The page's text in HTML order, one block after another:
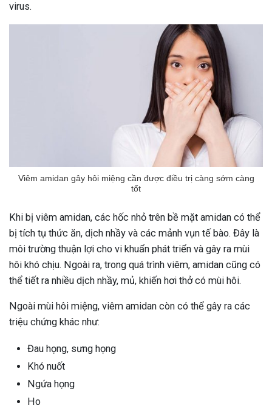
virus.
Viêm amidan gây hôi miệng cần được điều trị càng sớm càng
tốt
Khi bị viêm amidan, các hốc nhỏ trên bề mặt amidan có thể
bị tích tụ thức ăn, dịch nhầy và các mảnh vụn tế bào. Đây là
môi trường thuận lợi cho vi khuẩn phát triển và gây ra mùi
hôi khó chịu. Ngoài ra, trong quá trình viêm, amidan cũng có
thể tiết ra nhiều dịch nhầy, mủ, khiến hơi thở có mùi hôi.
Ngoài mùi hôi miệng, viêm amidan còn có thể gây ra các
triệu chứng khác như:
Đau họng, sưng họng
Khó nuốt
Ngứa họng
Ho